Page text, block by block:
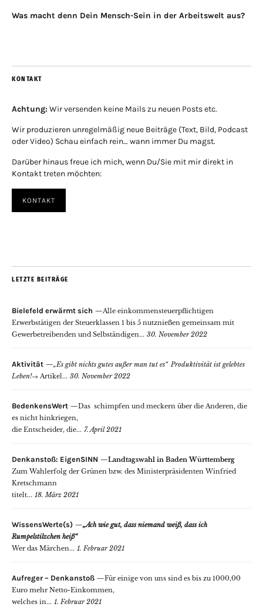
Was macht denn Dein Mensch-Sein in der Arbeitswelt aus?
KONTAKT
Achtung: Wir versenden keine Mails zu neuen Posts etc.
Wir produzieren unregelmäßig neue Beiträge (Text, Bild, Podcast
oder Video) Schau einfach rein… wann immer Du magst.
Darüber hinaus freue ich mich, wenn Du/Sie mit mir direkt in
Kontakt treten möchten:
KONTAKT
LETZTE BEITRÄGE
Bielefeld erwärmt sich
Alle einkommensteuerpflichtigen
Erwerbstätigen der Steuerklassen 1 bis 5 nutznießen gemeinsam mit
Gewerbetreibenden und Selbständigen... 30. November 2022
Aktivität „Es gibt nichts gutes außer man tut es“ Produktivität ist gelebtes
Leben!→ Artikel... 30. November 2022
BedenkensWert
Das schimpfen und meckern über die Anderen, die
es nicht hinkriegen,
die Entscheider, die... 7. April 2021
Denkanstoß: EigenSINN
Landtagswahl in Baden Württemberg
Zum Wahlerfolg der Grünen bzw. des Ministerpräsidenten Winfried
Kretschmann
titelt... 18. März 2021
WissensWerte(s)
„Ach wie gut, dass niemand weiß, dass ich
Rumpelstilzchen heiß“
Wer das Märchen... 1. Februar 2021
Aufreger – Denkanstoß
Für einige von uns sind es bis zu 1000,00
Euro mehr Netto-Einkommen,
welches in... 1. Februar 2021